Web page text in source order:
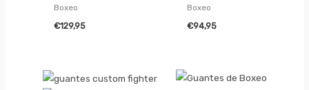
Boxeo
€129,95
Boxeo
€94,95